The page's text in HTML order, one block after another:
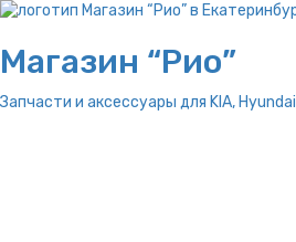
Магазин “Рио”
Запчасти и аксессуары для KIA, Hyundai